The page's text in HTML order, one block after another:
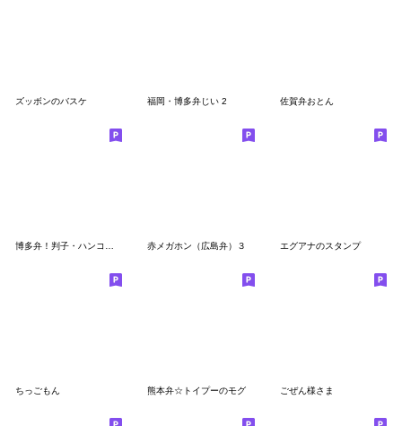
ズッボンのバスケ 福岡・博多弁じい 2 佐賀弁おとん
赤メガホン（広島弁）３ エグアナのスタンプ
ちっごもん 熊本弁☆トイプーのモグ ごぜん様さま